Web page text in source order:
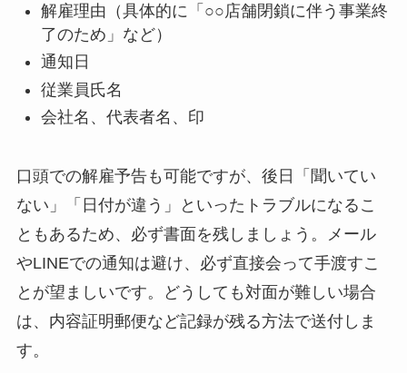
解雇理由（具体的に「○○店舗閉鎖に伴う事業終
了のため」など）
通知日
従業員氏名
会社名、代表者名、印
口頭での解雇予告も可能ですが、後日「聞いてい
ない」「日付が違う」といったトラブルになるこ
ともあるため、必ず書面を残しましょう。メール
やLINEでの通知は避け、必ず直接会って手渡すこ
とが望ましいです。どうしても対面が難しい場合
は、内容証明郵便など記録が残る方法で送付しま
す。